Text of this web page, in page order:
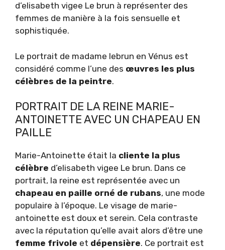
d’elisabeth vigee Le brun à représenter des
femmes de manière à la fois sensuelle et
sophistiquée.
Le portrait de madame lebrun en Vénus est
considéré comme l’une des œuvres les plus
célèbres de la peintre.
PORTRAIT DE LA REINE MARIE-
ANTOINETTE AVEC UN CHAPEAU EN
PAILLE
Marie-Antoinette était la cliente la plus
célèbre d’elisabeth vigee Le brun. Dans ce
portrait, la reine est représentée avec un
chapeau en paille orné de rubans, une mode
populaire à l’époque. Le visage de marie-
antoinette est doux et serein. Cela contraste
avec la réputation qu’elle avait alors d’être une
femme frivole et dépensière. Ce portrait est